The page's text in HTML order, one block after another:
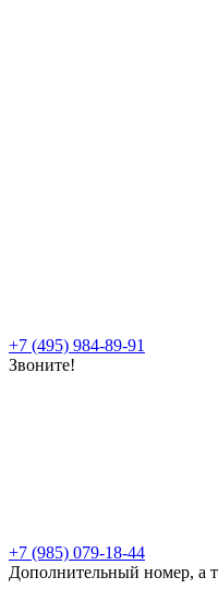
+7 (495) 984-89-91
Звоните!
+7 (985) 079-18-44
Дополнительный номер, а